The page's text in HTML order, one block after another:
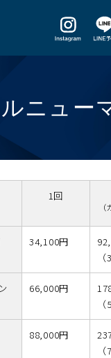
ニュー
1回
34,100円
66,000円
88,000円